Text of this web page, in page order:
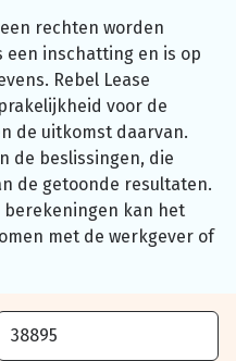
rechten worden
een inschatting en is op
Rebel Lease
voor de
de uitkomst daarvan.
de beslissingen, die
de getoonde resultaten.
berekeningen kan het
met de werkgever of